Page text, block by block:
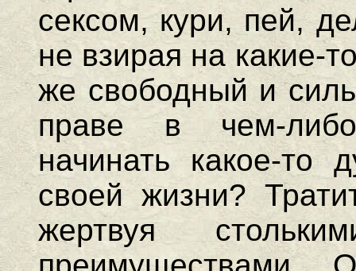
сексом, кури, пей,
не взирая на какие-
же свободный и
праве в чем-
начинать какое-то
своей жизни?
жертвуя